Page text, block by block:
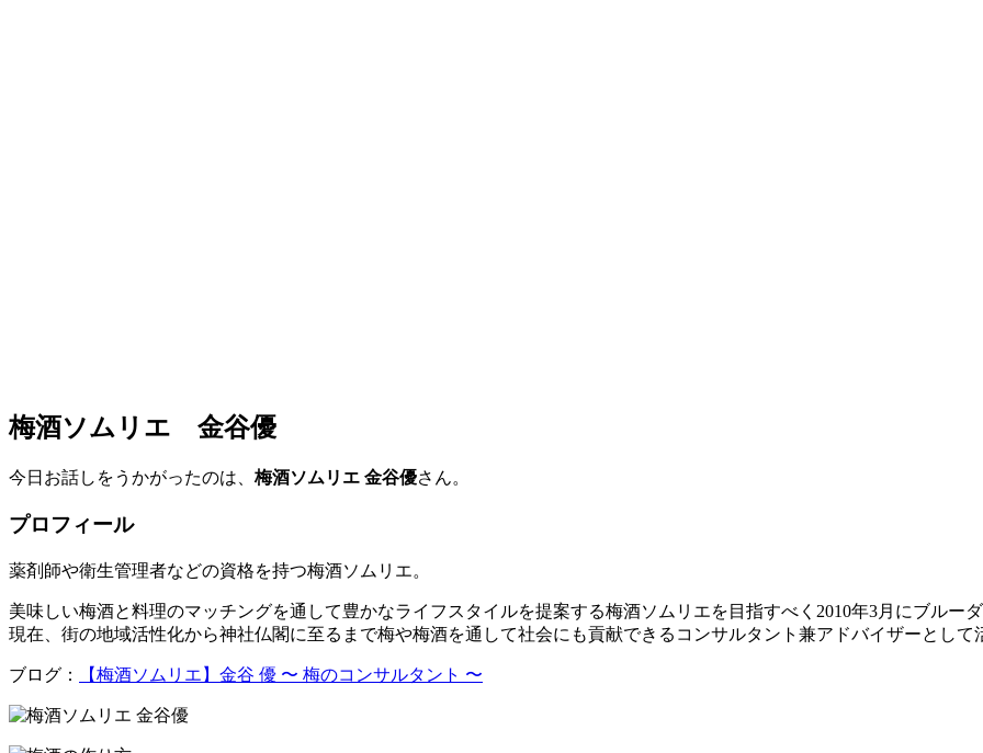
梅酒ソムリエ 金谷優
今日お話しをうかがったのは、 梅酒ソムリエ 金谷優さん。
プロフィール
薬剤師や衛生管理者などの資格を持つ梅酒ソムリエ。
美味しい梅酒と料理のマッチングを通して豊かなライフスタイルを提案する梅酒ソムリエを目指すべく2010年3月にブルー
現在、街の地域活性化から神社仏閣に至るまで梅や梅酒を通して社会にも貢献できるコンサルタント兼アドバイザーとして
ブログ： 【梅酒ソムリエ】金谷 優 〜 梅のコンサルタント 〜